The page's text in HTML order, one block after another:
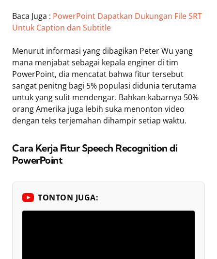
Baca Juga : PowerPoint Dapatkan Dukungan File SRT
Untuk Caption dan Subtitle
Menurut informasi yang dibagikan Peter Wu yang
mana menjabat sebagai kepala enginer di tim
PowerPoint, dia mencatat bahwa fitur tersebut
sangat penitng bagi 5% populasi didunia terutama
untuk yang sulit mendengar. Bahkan kabarnya 50%
orang Amerika juga lebih suka menonton video
dengan teks terjemahan dihampir setiap waktu.
Cara Kerja Fitur Speech Recognition di
PowerPoint
TONTON JUGA: